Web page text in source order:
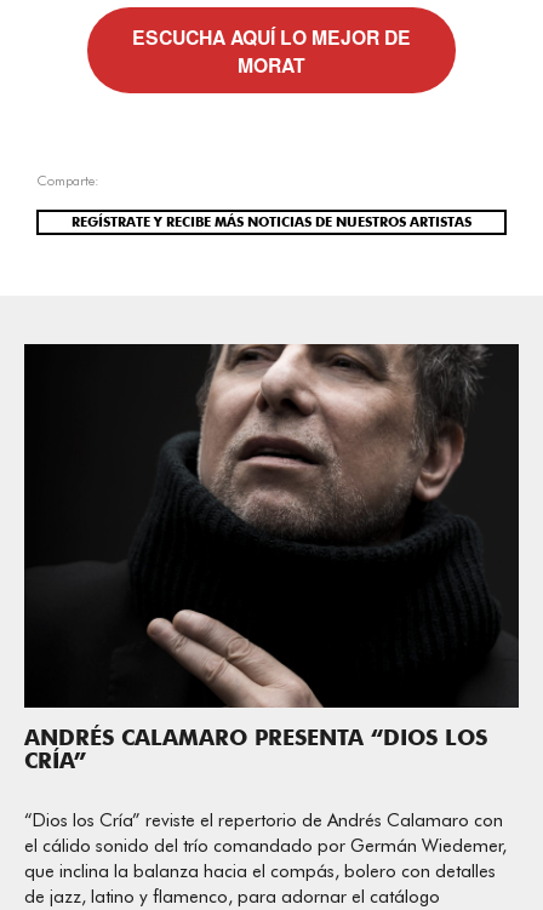
ESCUCHA AQUÍ LO MEJOR DE
MORAT
Comparte:
REGÍSTRATE Y RECIBE MÁS NOTICIAS DE NUESTROS ARTISTAS
ANDRÉS CALAMARO PRESENTA “DIOS LOS
CRÍA”
“Dios los Cría” reviste el repertorio de Andrés Calamaro con
el cálido sonido del trío comandado por Germán Wiedemer,
que inclina la balanza hacia el compás, bolero con detalles
de jazz, latino y flamenco, para adornar el catálogo